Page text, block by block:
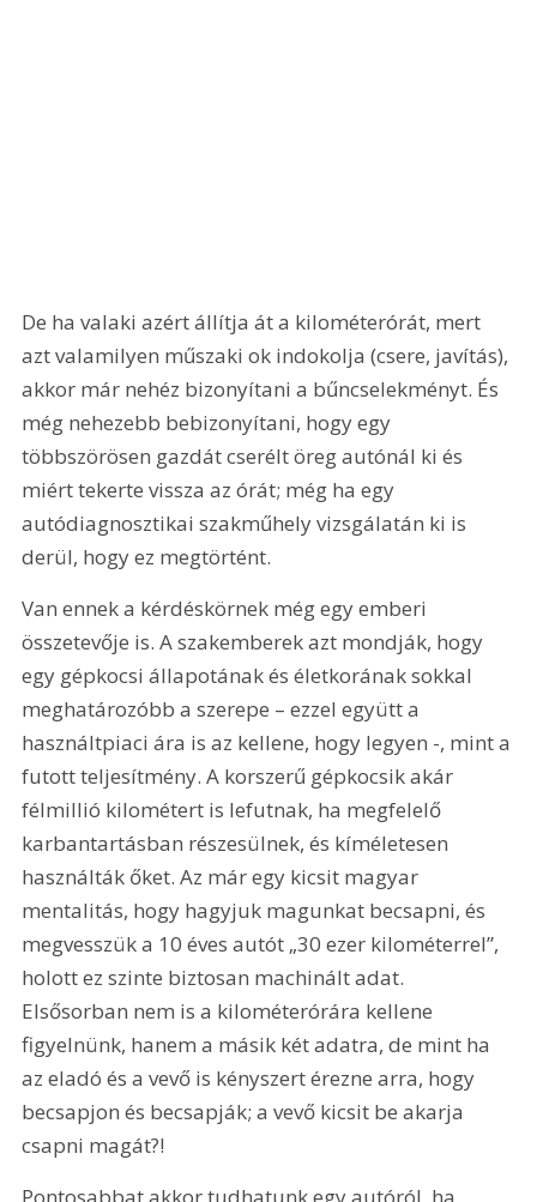
De ha valaki azért állítja át a kilométerórát, mert
azt valamilyen műszaki ok indokolja (csere, javítás),
akkor már nehéz bizonyítani a bűncselekményt. És
még nehezebb bebizonyítani, hogy egy
többszörösen gazdát cserélt öreg autónál ki és
miért tekerte vissza az órát; még ha egy
autódiagnosztikai szakműhely vizsgálatán ki is
derül, hogy ez megtörtént.
Van ennek a kérdéskörnek még egy emberi
összetevője is. A szakemberek azt mondják, hogy
egy gépkocsi állapotának és életkorának sokkal
meghatározóbb a szerepe – ezzel együtt a
használtpiaci ára is az kellene, hogy legyen -, mint a
futott teljesítmény. A korszerű gépkocsik akár
félmillió kilométert is lefutnak, ha megfelelő
karbantartásban részesülnek, és kíméletesen
használták őket. Az már egy kicsit magyar
mentalitás, hogy hagyjuk magunkat becsapni, és
megvesszük a 10 éves autót „30 ezer kilométerrel”,
holott ez szinte biztosan machinált adat.
Elsősorban nem is a kilométerórára kellene
figyelnünk, hanem a másik két adatra, de mint ha
az eladó és a vevő is kényszert érezne arra, hogy
becsapjon és becsapják; a vevő kicsit be akarja
csapni magát?!